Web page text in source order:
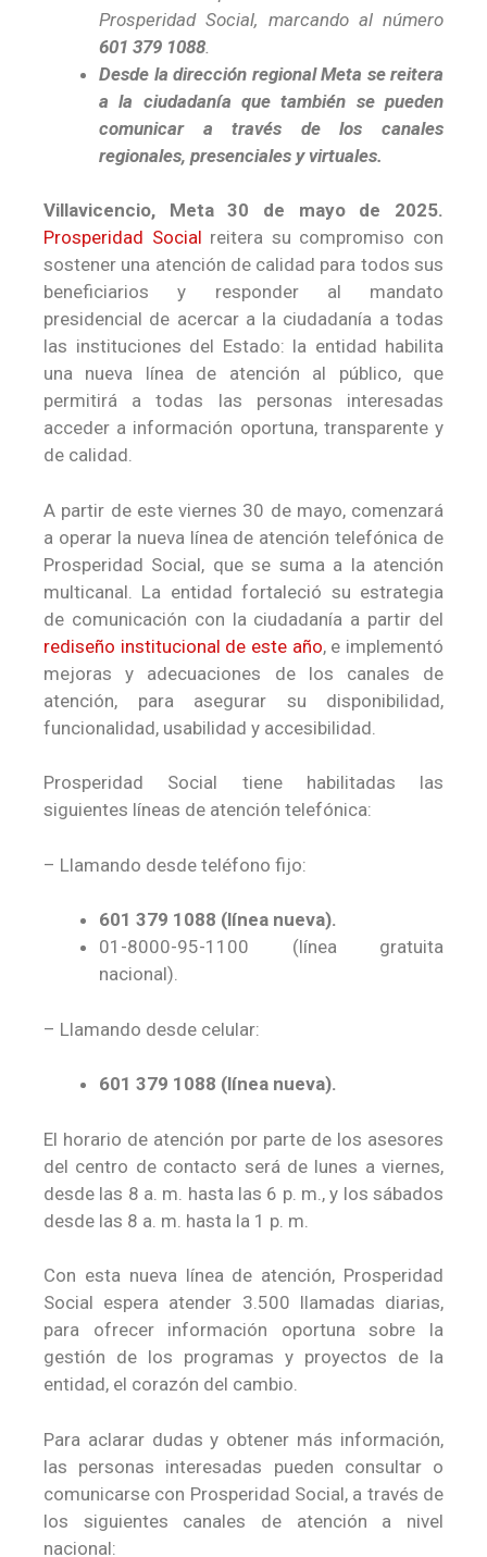
Prosperidad Social, marcando al número
601 379 1088
Desde la dirección regional Meta se reitera
a la ciudadanía que también se pueden
comunicar a través de los canales
regionales, presenciales y virtuales.
Villavicencio, Meta 30 de mayo de 2025.
Prosperidad Social reitera su compromiso con
sostener una atención de calidad para todos sus
beneficiarios y responder al mandato
presidencial de acercar a la ciudadanía a todas
las instituciones del Estado: la entidad habilita
una nueva línea de atención al público, que
permitirá a todas las personas interesadas
acceder a información oportuna, transparente y
de calidad.
A partir de este viernes 30 de mayo, comenzará
a operar la nueva línea de atención telefónica de
Prosperidad Social, que se suma a la atención
multicanal. La entidad fortaleció su estrategia
de comunicación con la ciudadanía a partir del
rediseño institucional de este año, e implementó
mejoras y adecuaciones de los canales de
atención, para asegurar su disponibilidad,
funcionalidad, usabilidad y accesibilidad.
Prosperidad Social tiene habilitadas las
siguientes líneas de atención telefónica:
– Llamando desde teléfono fijo:
601 379 1088 (línea nueva).
01-8000-95-1100 (línea gratuita
nacional).
– Llamando desde celular:
601 379 1088 (línea nueva).
El horario de atención por parte de los asesores
del centro de contacto será de lunes a viernes,
desde las 8 a. m. hasta las 6 p. m., y los sábados
desde las 8 a. m. hasta la 1 p. m.
Con esta nueva línea de atención, Prosperidad
Social espera atender 3.500 llamadas diarias,
para ofrecer información oportuna sobre la
gestión de los programas y proyectos de la
entidad, el corazón del cambio.
Para aclarar dudas y obtener más información,
las personas interesadas pueden consultar o
comunicarse con Prosperidad Social, a través de
los siguientes canales de atención a nivel
nacional: